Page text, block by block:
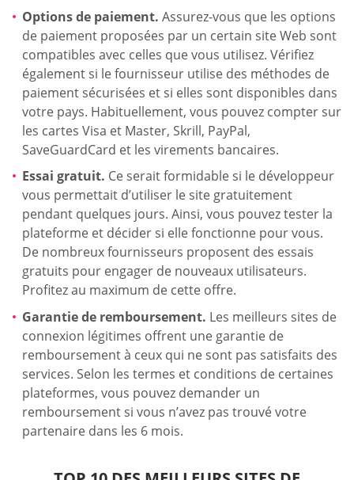
Options de paiement. Assurez-vous que les options
de paiement proposées par un certain site Web sont
compatibles avec celles que vous utilisez. Vérifiez
également si le fournisseur utilise des méthodes de
paiement sécurisées et si elles sont disponibles dans
votre pays. Habituellement, vous pouvez compter sur
les cartes Visa et Master, Skrill, PayPal,
SaveGuardCard et les virements bancaires.
Essai gratuit. Ce serait formidable si le développeur
vous permettait d’utiliser le site gratuitement
pendant quelques jours. Ainsi, vous pouvez tester la
plateforme et décider si elle fonctionne pour vous.
De nombreux fournisseurs proposent des essais
gratuits pour engager de nouveaux utilisateurs.
Profitez au maximum de cette offre.
Garantie de remboursement. Les meilleurs sites de
connexion légitimes offrent une garantie de
remboursement à ceux qui ne sont pas satisfaits des
services. Selon les termes et conditions de certaines
plateformes, vous pouvez demander un
remboursement si vous n’avez pas trouvé votre
partenaire dans les 6 mois.